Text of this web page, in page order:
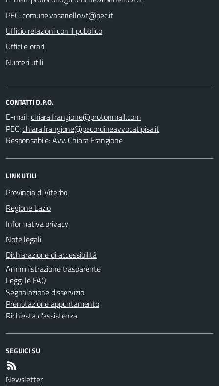
PEC:
Ufficio relazioni con il pubblico
Uffici e orari
Numeri utili
CONTATTI D.P.O.
E-mail:
PEC:
Responsabile: Avv. Chiara Frangione
LINK UTILI
Provincia di Viterbo
Regione Lazio
Informativa privacy
Note legali
Dichiarazione di accessibilità
Amministrazione trasparente
Leggi le FAQ
Segnalazione disservizio
Prenotazione appuntamento
Richiesta d'assistenza
SEGUICI SU
Newsletter